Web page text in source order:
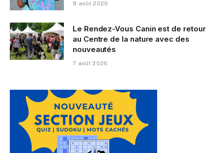
8 août 2026
Le Rendez-Vous Canin est de retour
au Centre de la nature avec des
nouveautés
7 août 2026